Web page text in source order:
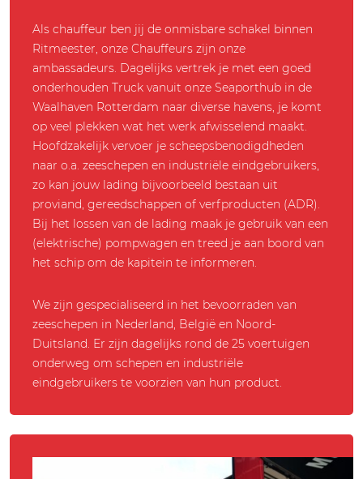
Als chauffeur ben jij de onmisbare schakel binnen
Ritmeester, onze Chauffeurs zijn onze
ambassadeurs. Dagelijks vertrek je met een goed
onderhouden Truck vanuit onze Seaporthub in de
Waalhaven Rotterdam naar diverse havens, je komt
op veel plekken wat het werk afwisselend maakt.
Hoofdzakelijk vervoer je scheepsbenodigdheden
naar o.a. zeeschepen en industriële eindgebruikers,
zo kan jouw lading bijvoorbeeld bestaan uit
proviand, gereedschappen of verfproducten (ADR).
Bij het lossen van de lading maak je gebruik van een
(elektrische) pompwagen en treed je aan boord van
het schip om de kapitein te informeren.
We zijn gespecialiseerd in het bevoorraden van
zeeschepen in Nederland, België en Noord-
Duitsland. Er zijn dagelijks rond de 25 voertuigen
onderweg om schepen en industriële
eindgebruikers te voorzien van hun product.